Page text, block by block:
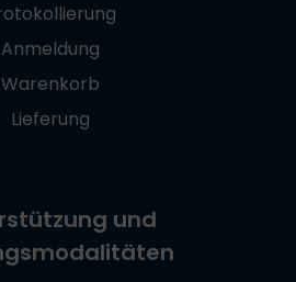
Anmeldung
Warenkorb
Lieferung
und